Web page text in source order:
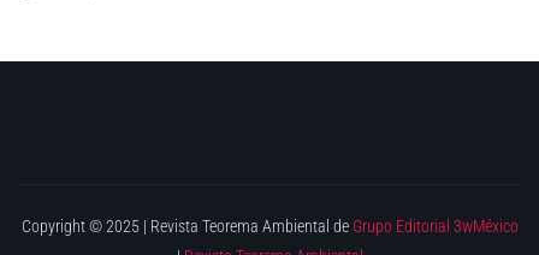
Copyright © 2025 | Revista Teorema Ambiental de Grupo Editorial 3wMéxico